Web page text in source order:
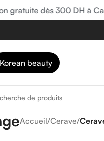
gratuite dès 300 DH à
Korean beauty
Accueil/Cerave/